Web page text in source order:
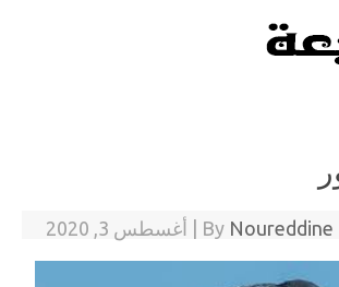
By Noureddine أغسطس 3, 2020